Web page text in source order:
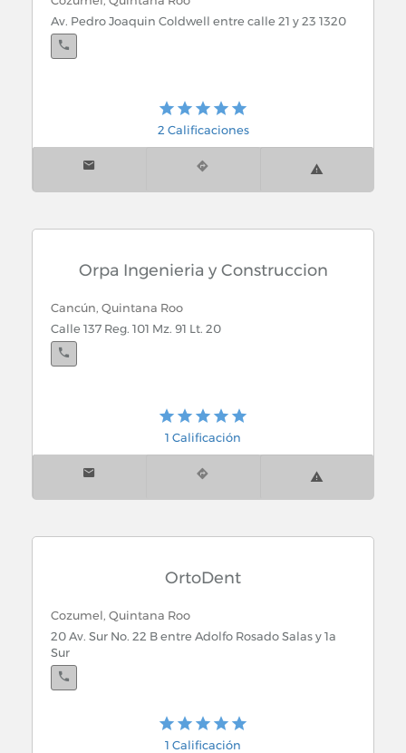
Av. Pedro Joaquin Coldwell entre calle 21 y 23 1320
2 Calificaciones
Orpa Ingenieria y Construccion
Cancún, Quintana Roo
Calle 137 Reg. 101 Mz. 91 Lt. 20
1 Calificación
OrtoDent
Cozumel, Quintana Roo
20 Av. Sur No. 22 B entre Adolfo Rosado Salas y 1a
Sur
1 Calificación